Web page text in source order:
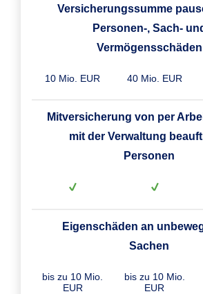
Versicherungssumme
Personen-, Sach-
Vermögensschäden
10 Mio. EUR 40 Mio. EUR
Mitversicherung von per
mit der Verwaltung
Personen
Eigenschäden an
Sachen
bis zu 10 Mio.
EUR
bis zu 10 Mio.
EUR